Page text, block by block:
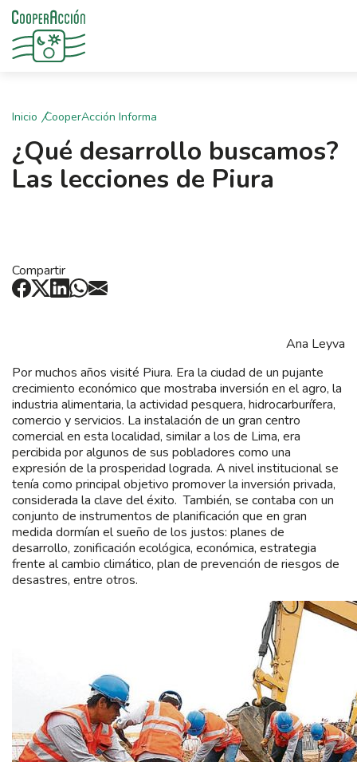
Inicio CooperAcción Informa
¿Qué desarrollo buscamos?
Las lecciones de Piura
Compartir
Ana Leyva
Por muchos años visité Piura. Era la ciudad de un pujante
crecimiento económico que mostraba inversión en el agro, la
industria alimentaria, la actividad pesquera, hidrocarburífera,
comercio y servicios. La instalación de un gran centro
comercial en esta localidad, similar a los de Lima, era
percibida por algunos de sus pobladores como una
expresión de la prosperidad lograda. A nivel institucional se
tenía como principal objetivo promover la inversión privada,
considerada la clave del éxito. También, se contaba con un
conjunto de instrumentos de planificación que en gran
medida dormían el sueño de los justos: planes de
desarrollo, zonificación ecológica, económica, estrategia
frente al cambio climático, plan de prevención de riesgos de
desastres, entre otros.